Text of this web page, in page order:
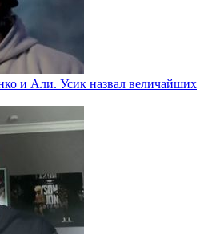
и Али. Усик назвал величайших